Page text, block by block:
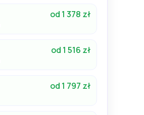
od 1 378 zł
od 1 516 zł
od 1 797 zł